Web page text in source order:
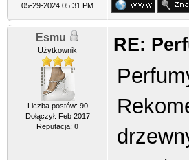
05-29-2024 05:31 PM
Esmu
Użytkownik
Liczba postów: 90
Dołączył: Feb 2017
Reputacja: 0
RE: